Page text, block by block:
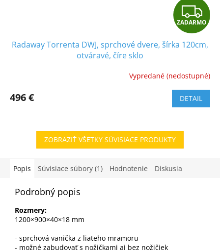
Z
A
D
A
R
M
ZADARMO
Radaway Torrenta DWJ, sprchové dvere, šírka 120cm,
otváravé, číre sklo
Vypredané (nedostupné)
496 € DETAIL
ZOBRAZIŤ VŠETKY SÚVISIACE PRODUKTY
Popis Súvisiace súbory (1) Hodnotenie Diskusia
Podrobný popis
Rozmery:
1200×900×40×18 mm
- sprchová vanička z liateho mramoru
- možné zabudovať s nožičkami aj bez nožičiek